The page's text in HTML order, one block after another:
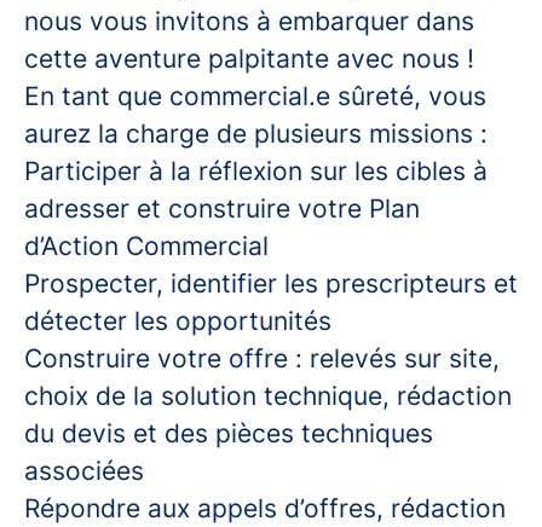
nous vous invitons à embarquer dans
cette aventure palpitante avec nous !
En tant que commercial.e sûreté, vous
aurez la charge de plusieurs missions :
Participer à la réflexion sur les cibles à
adresser et construire votre Plan
d’Action Commercial
Prospecter, identifier les prescripteurs et
détecter les opportunités
Construire votre offre : relevés sur site,
choix de la solution technique, rédaction
du devis et des pièces techniques
associées
Répondre aux appels d’offres, rédaction